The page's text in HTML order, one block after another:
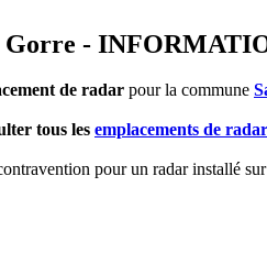
Gorre -
de radar pour la commune
tous les emplacements de
pour un radar installé